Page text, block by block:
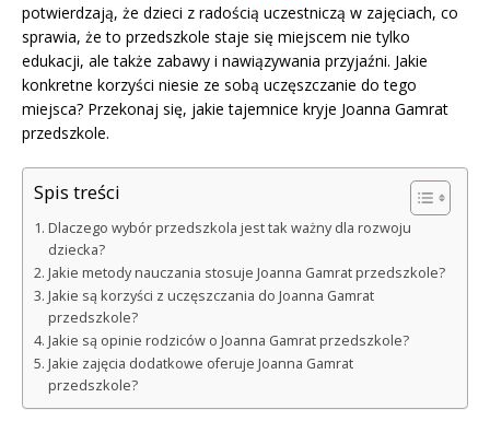
potwierdzają, że dzieci z radością uczestniczą w zajęciach, co
sprawia, że to przedszkole staje się miejscem nie tylko
edukacji, ale także zabawy i nawiązywania przyjaźni. Jakie
konkretne korzyści niesie ze sobą uczęszczanie do tego
miejsca? Przekonaj się, jakie tajemnice kryje Joanna Gamrat
przedszkole.
Spis treści
Dlaczego wybór przedszkola jest tak ważny dla rozwoju
dziecka?
Jakie metody nauczania stosuje Joanna Gamrat przedszkole?
Jakie są korzyści z uczęszczania do Joanna Gamrat
przedszkole?
Jakie są opinie rodziców o Joanna Gamrat przedszkole?
Jakie zajęcia dodatkowe oferuje Joanna Gamrat
przedszkole?